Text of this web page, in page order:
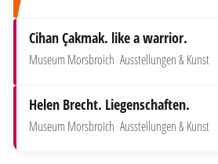
Cihan Çakmak. like a warrior.
Museum Morsbroich·Ausstellungen & Kunst
Helen Brecht. Liegenschaften.
Museum Morsbroich·Ausstellungen & Kunst